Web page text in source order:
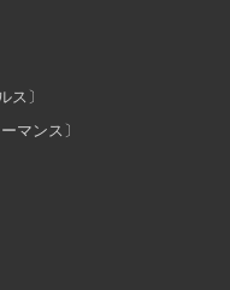
ス〕
マンス〕